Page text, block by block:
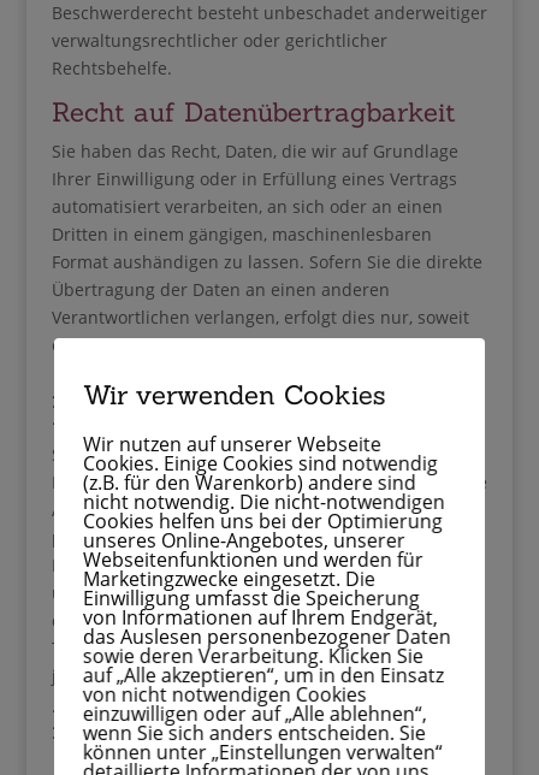
Beschwerderecht besteht unbeschadet anderweitiger
verwaltungsrechtlicher oder gerichtlicher
Rechtsbehelfe.
Recht auf Daten­übertrag­barkeit
Sie haben das Recht, Daten, die wir auf Grundlage
Ihrer Einwilligung oder in Erfüllung eines Vertrags
automatisiert verarbeiten, an sich oder an einen
Dritten in einem gängigen, maschinenlesbaren
Format aushändigen zu lassen. Sofern Sie die direkte
Übertragung der Daten an einen anderen
Verantwortlichen verlangen, erfolgt dies nur, soweit
es technisch machbar ist.
Auskunft, Berichtigung und
Löschung
Sie haben im Rahmen der geltenden gesetzlichen
Bestimmungen jederzeit das Recht auf unentgeltliche
Auskunft über Ihre gespeicherten
personenbezogenen Daten, deren Herkunft und
Empfänger und den Zweck der Datenverarbeitung
und ggf. ein Recht auf Berichtigung oder Löschung
dieser Daten. Hierzu sowie zu weiteren Fragen zum
Thema personenbezogene Daten können Sie sich
jederzeit an uns wenden.
Recht auf Einschränkung der
Verarbeitung
Wir verwenden Cookies
Wir nutzen auf unserer Webseite
Cookies. Einige Cookies sind notwendig
(z.B. für den Warenkorb) andere sind
nicht notwendig. Die nicht-notwendigen
Cookies helfen uns bei der Optimierung
unseres Online-Angebotes, unserer
Webseitenfunktionen und werden für
Marketingzwecke eingesetzt. Die
Einwilligung umfasst die Speicherung
von Informationen auf Ihrem Endgerät,
das Auslesen personenbezogener Daten
sowie deren Verarbeitung. Klicken Sie
auf „Alle akzeptieren“, um in den Einsatz
von nicht notwendigen Cookies
einzuwilligen oder auf „Alle ablehnen“,
wenn Sie sich anders entscheiden. Sie
können unter „Einstellungen verwalten“